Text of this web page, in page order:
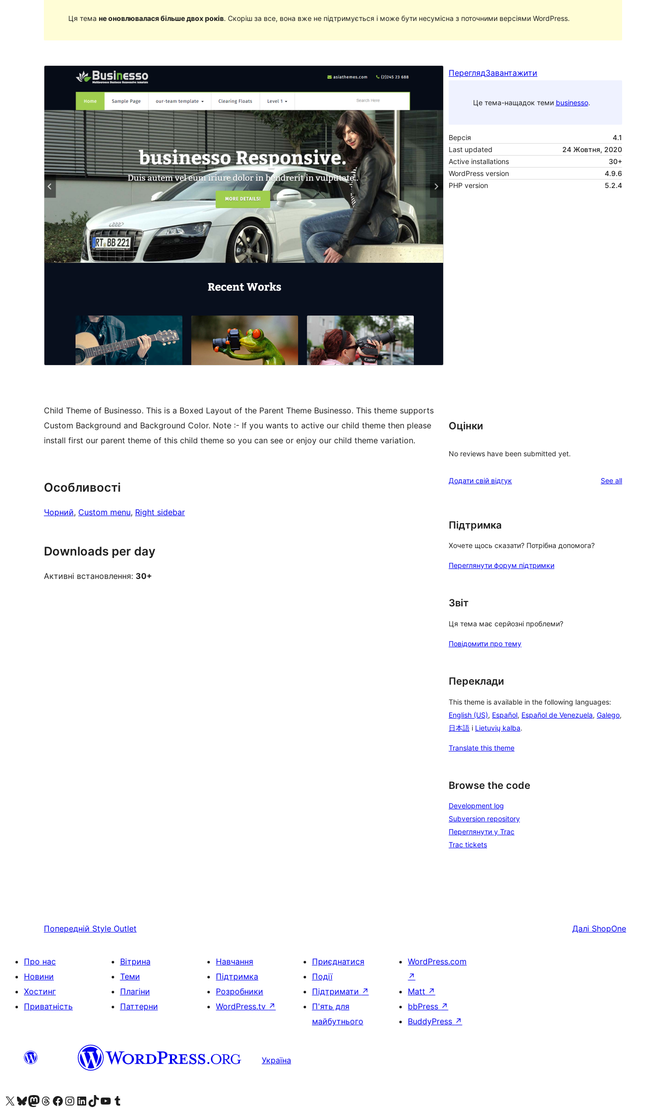
Ця тема не оновлювалася більше двох років. Скоріш за все, вона вже не підтримується і може бути несумісна з поточними версіями WordPress.
ПереглядЗавантажити
Це тема-нащадок теми businesso.
Версія
4.1
Last updated
24 Жовтня, 2020
Active installations
30+
WordPress version
4.9.6
PHP version
5.2.4
Child Theme of Businesso. This is a Boxed Layout of the Parent Theme Businesso. This theme supports
Custom Background and Background Color. Note :- If you wants to active our child theme then please
install first our parent theme of this child theme so you can see or enjoy our child theme variation.
Особливості
Чорний, Custom menu, Right sidebar
Downloads per day
Активні встановлення: 30+
Оцінки
No reviews have been submitted yet.
Додати свій відгук See allreviews
Підтримка
Хочете щось сказати? Потрібна допомога?
Переглянути форум підтримки
Звіт
Ця тема має серйозні проблеми?
Повідомити про тему
Переклади
This theme is available in the following languages:
English (US), Español, Español de Venezuela, Galego,
日本語 і Lietuvių kalba.
Translate this theme
Browse the code
Development log
Subversion repository
Переглянути у Trac
Trac tickets
Попередній Style Outlet Далі ShopOne
Про нас
Новини
Хостинг
Приватність
Вітрина
Теми
Плагіни
Паттерни
Навчання
Підтримка
Розробники
WordPress.tv ↗
Приєднатися
Події
Підтримати ↗
П'ять для
майбутнього
WordPress.com
↗
Matt ↗
bbPress ↗
BuddyPress ↗
Україна
Visit our X (formerly Twitter) account
Visit our Bluesky account
Завітайте до нашої стрічки в Mastodon
Visit our Threads account
Завітайте на нашу сторінку в Facebook
Visit our Instagram account
Visit our LinkedIn account
Visit our TikTok account
Visit our YouTube channel
Visit our Tumblr account